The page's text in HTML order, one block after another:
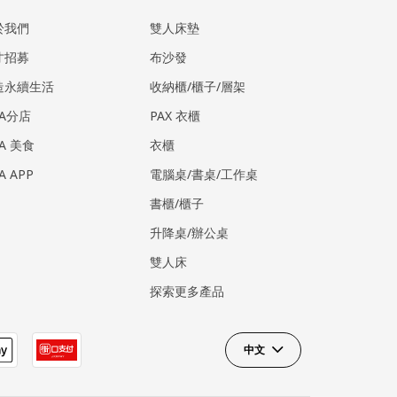
我們
招募
永續生活
分店
美食
APP
雙人床墊
布沙發
收納櫃/櫃子/層架
PAX 衣櫃
衣櫃
電腦桌/書桌/工作桌
書櫃/櫃子
升降桌/辦公桌
雙人床
探索更多產品
中文